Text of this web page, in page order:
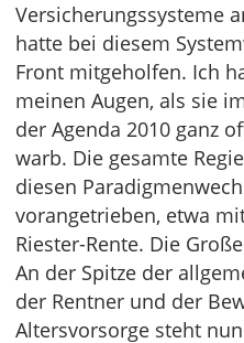
Versicherungssysteme
hatte bei diesem
Front mitgeholfen. Ich
meinen Augen, als sie
der Agenda 2010 ganz
warb. Die gesamte
diesen
vorangetrieben, etwa
Riester-Rente. Die
An der Spitze der
der Rentner und der
Altersvorsorge steht